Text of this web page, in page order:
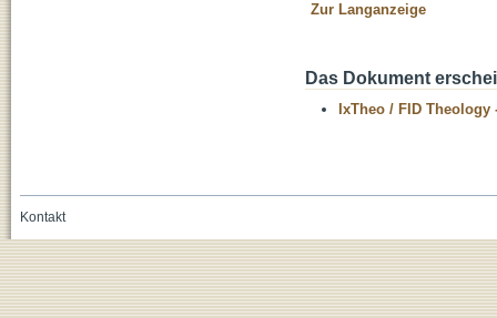
Zur Langanzeige
Das Dokument
IxTheo / FID Theology
Kontakt